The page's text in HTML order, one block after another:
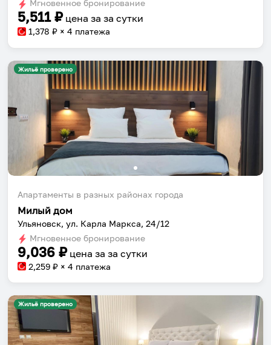
Мгновенное бронирование
5,511₽ цена за за сутки
1,378 ₽ × 4 платежа
Жильё проверено
Апартаменты в разных районах города
Милый дом
Ульяновск, ул. Карла Маркса, 24/12
Мгновенное бронирование
9,036 ₽ цена за за сутки
2,259 ₽ × 4 платежа
Жильё проверено
Собери путешествие без сложностей
Сохраняй места, повторяй маршруты, находи